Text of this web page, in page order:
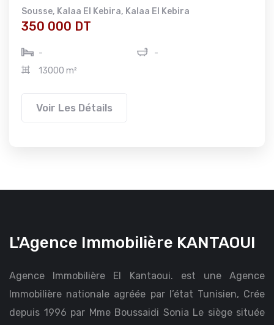
Sousse, Kalaa El Kebira, Kalaa El Kebira
350 000 DT
-
-
13000 m²
Voir Les Détails
L'Agence Immobilière KANTAOUI
Agence Immobilière El Kantaoui. est une Agence
Immobilière nationale agréée par l’état Tunisien, Crée
depuis 1996 par Mme Boussaidi Sonia Le siège située